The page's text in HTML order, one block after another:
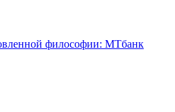
философии: МТбанк